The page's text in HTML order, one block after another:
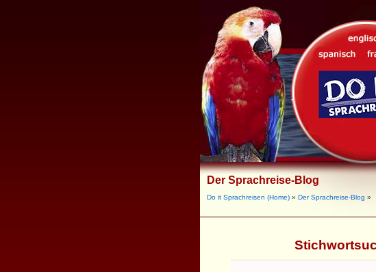
Der Sprachreise-Blog
Do it Sprachreisen (Home) » Der Sprachreise-Blog »